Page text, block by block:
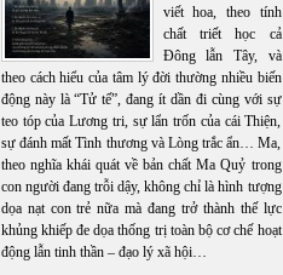
viết hoa, theo tính
chất triết học cả
Đông lẫn Tây, và
theo cách hiểu của tâm lý đời thường nhiều biến
động này là “Tử tế”, đang ít dần đi cùng với sự
teo tóp của Lương tri, sự lẩn trốn của cái Thiện,
sự đánh mất Tình thương và Lòng trắc ẩn… Ma,
theo nghĩa khái quát về bản chất Ma Quỷ trong
con người đang trỗi dậy, không chỉ là hình tượng
dọa nạt con trẻ nữa mà đang trở thành thế lực
khủng khiếp đe dọa thống trị toàn bộ cơ chế hoạt
động lẫn tinh thần – đạo lý xã hội…